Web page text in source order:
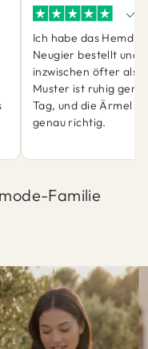
Ich habe das Hemd
Neugier bestellt und
inzwischen öfter als
Muster ist ruhig
Tag, und die Ärmel
genau richtig.
Familie